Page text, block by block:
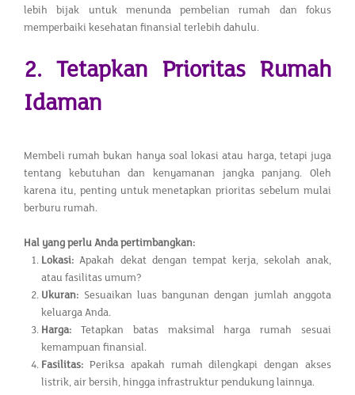
lebih bijak untuk menunda pembelian rumah dan fokus
memperbaiki kesehatan finansial terlebih dahulu.
2. Tetapkan Prioritas Rumah
Idaman
Membeli rumah bukan hanya soal lokasi atau harga, tetapi juga
tentang kebutuhan dan kenyamanan jangka panjang. Oleh
karena itu, penting untuk menetapkan prioritas sebelum mulai
berburu rumah.
Hal yang perlu Anda pertimbangkan:
Lokasi: Apakah dekat dengan tempat kerja, sekolah anak,
atau fasilitas umum?
Ukuran: Sesuaikan luas bangunan dengan jumlah anggota
keluarga Anda.
Harga: Tetapkan batas maksimal harga rumah sesuai
kemampuan finansial.
Fasilitas: Periksa apakah rumah dilengkapi dengan akses
listrik, air bersih, hingga infrastruktur pendukung lainnya.